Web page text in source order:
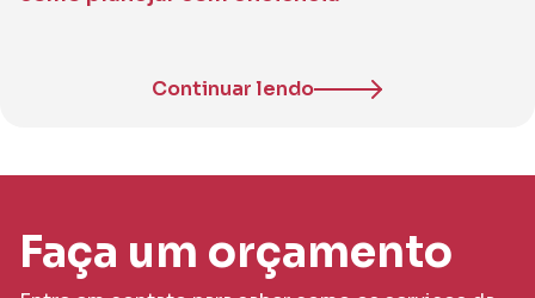
Continuar lendo
Faça um orçamento